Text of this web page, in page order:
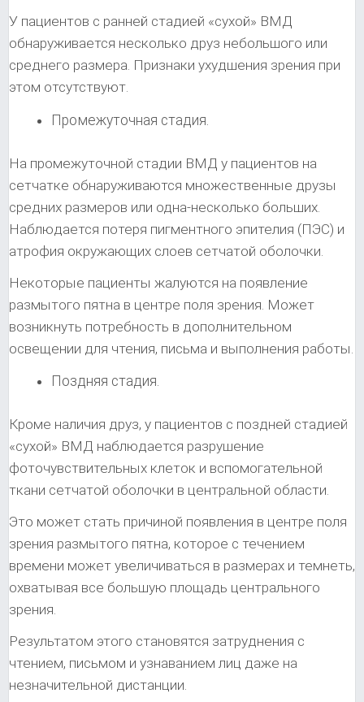
У пациентов с ранней стадией «сухой» ВМД
обнаруживается несколько друз небольшого или
среднего размера. Признаки ухудшения зрения при
этом отсутствуют.
Промежуточная стадия.
На промежуточной стадии ВМД у пациентов на
сетчатке обнаруживаются множественные друзы
средних размеров или одна-несколько больших.
Наблюдается потеря пигментного эпителия (ПЭС) и
атрофия окружающих слоев сетчатой оболочки.
Некоторые пациенты жалуются на появление
размытого пятна в центре поля зрения. Может
возникнуть потребность в дополнительном
освещении для чтения, письма и выполнения работы.
Поздняя стадия.
Кроме наличия друз, у пациентов с поздней стадией
«сухой» ВМД наблюдается разрушение
фоточувствительных клеток и вспомогательной
ткани сетчатой оболочки в центральной области.
Это может стать причиной появления в центре поля
зрения размытого пятна, которое с течением
времени может увеличиваться в размерах и темнеть,
охватывая все большую площадь центрального
зрения.
Результатом этого становятся затруднения с
чтением, письмом и узнаванием лиц даже на
незначительной дистанции.